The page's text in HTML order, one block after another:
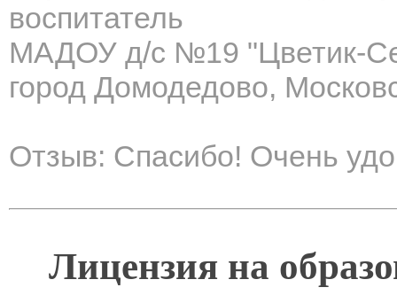
воспитатель
МАДОУ д/с №19 "Цветик-
город Домодедово,
Отзыв: Спасибо! Очень
Лицензия на